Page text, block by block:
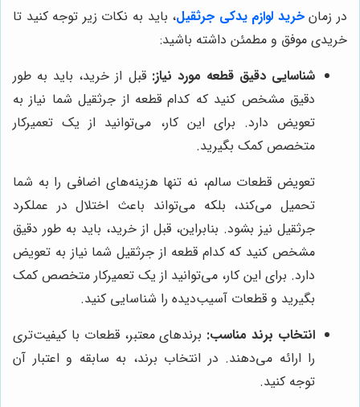
در زمانخرید لوازم یدکی جرثقیل، باید به نکات زیر توجه کنید تا
خریدی موفق و مطمئن داشته باشید:
شناسایی دقیق قطعه مورد نیاز: قبل از خرید، باید به طور
دقیق مشخص کنید که کدام قطعه از جرثقیل شما نیاز به
تعویض دارد. برای این کار، می‌توانید از یک تعمیرکار
متخصص کمک بگیرید.
تعویض قطعات سالم، نه تنها هزینه‌های اضافی را به شما
تحمیل می‌کند، بلکه می‌تواند باعث اختلال در عملکرد
جرثقیل نیز بشود. بنابراین، قبل از خرید، باید به طور دقیق
مشخص کنید که کدام قطعه از جرثقیل شما نیاز به تعویض
دارد. برای این کار، می‌توانید از یک تعمیرکار متخصص کمک
بگیرید و قطعات آسیب‌دیده را شناسایی کنید.
انتخاب برند مناسب: برندهای معتبر، قطعات با کیفیت‌تری
را ارائه می‌دهند. در انتخاب برند، به سابقه و اعتبار آن
توجه کنید.